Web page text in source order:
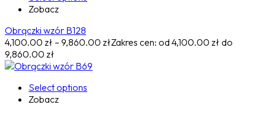
Zobacz
Obrączki wzór B128
4,100.00 zł – 9,860.00 złZakres cen: od 4,100.00 zł do
9,860.00 zł
Select options
Zobacz